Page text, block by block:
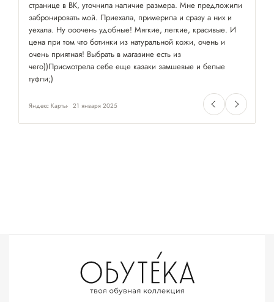
странице в ВК, уточнила наличие размера. Мне предложили
забронировать мой. Приехала, примерила и сразу а них и
уехала. Ну ооочень удобные! Мягкие, легкие, красивые. И
цена при том что ботинки из натуральной кожи, очень и
очень приятная! Выбрать в магазине есть из
чего))Присмотрела себе еще казаки замшевые и белые
туфли;)
Яндекс Карты 21 января 2025